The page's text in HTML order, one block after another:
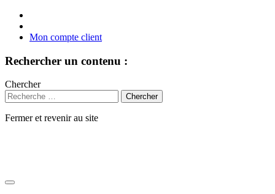
Mon compte client
Rechercher un contenu :
Chercher
Fermer et revenir au site